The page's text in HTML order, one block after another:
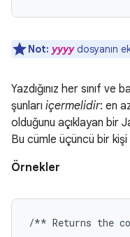
Not: yyyydosyanın
Yazdığınız her sınıf
şunları içermelidir: en
olduğunu açıklayan bir
Bu cümle üçüncü bir
Örnekler
/** Returns the